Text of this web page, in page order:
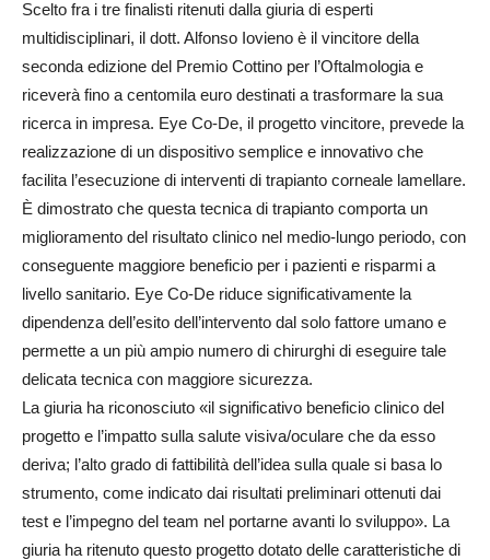
Scelto fra i tre finalisti ritenuti dalla giuria di esperti
multidisciplinari, il dott. Alfonso Iovieno è il vincitore della
seconda edizione del Premio Cottino per l’Oftalmologia e
riceverà fino a centomila euro destinati a trasformare la sua
ricerca in impresa. Eye Co-De, il progetto vincitore, prevede la
realizzazione di un dispositivo semplice e innovativo che
facilita l’esecuzione di interventi di trapianto corneale lamellare.
È dimostrato che questa tecnica di trapianto comporta un
miglioramento del risultato clinico nel medio-lungo periodo, con
conseguente maggiore beneficio per i pazienti e risparmi a
livello sanitario. Eye Co-De riduce significativamente la
dipendenza dell’esito dell’intervento dal solo fattore umano e
permette a un più ampio numero di chirurghi di eseguire tale
delicata tecnica con maggiore sicurezza.
La giuria ha riconosciuto «il significativo beneficio clinico del
progetto e l’impatto sulla salute visiva/oculare che da esso
deriva; l’alto grado di fattibilità dell’idea sulla quale si basa lo
strumento, come indicato dai risultati preliminari ottenuti dai
test e l’impegno del team nel portarne avanti lo sviluppo». La
giuria ha ritenuto questo progetto dotato delle caratteristiche di